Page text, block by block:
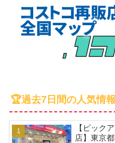
🏆過去7日間の人気情
【ピック
店】東京